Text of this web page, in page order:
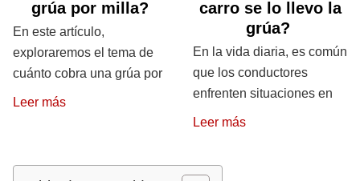
grúa por milla?
En este artículo,
exploraremos el tema de
cuánto cobra una grúa por
Leer más
carro se lo llevo la
grúa?
En la vida diaria, es común
que los conductores
enfrenten situaciones en
Leer más